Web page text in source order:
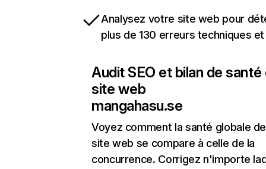
Analysez votre site web pour
plus de 130 erreurs techniques et
Audit SEO et bilan de santé
site web
mangahasu.se
Voyez comment la santé globale
site web se compare à celle de la
concurrence. Corrigez n'importe